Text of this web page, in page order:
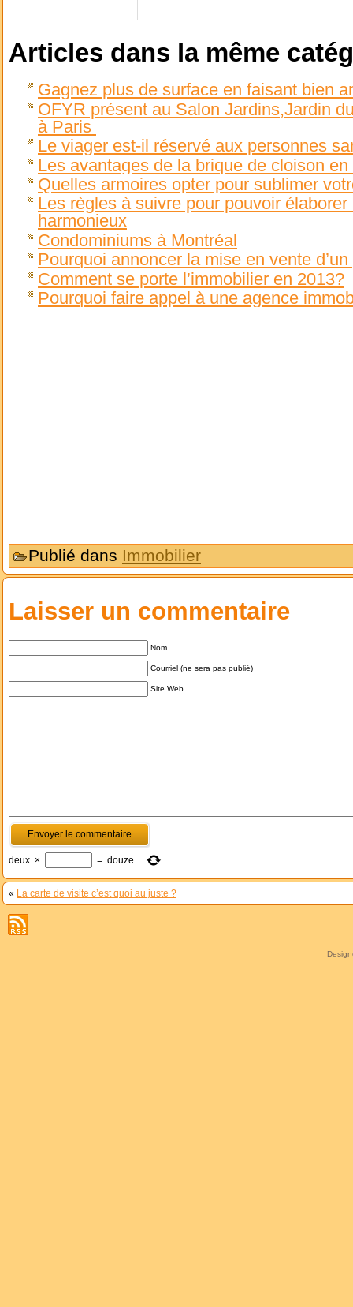
Articles dans la même
Gagnez plus de surface en faisant bien
OFYR présent au Salon Jardins,Jardin
à Paris
Le viager est-il réservé aux personnes
Les avantages de la brique de cloison
Quelles armoires opter pour sublimer
Les règles à suivre pour pouvoir
harmonieux
Condominiums à Montréal
Pourquoi annoncer la mise en vente
Comment se porte l’immobilier en 2013?
Pourquoi faire appel à une agence
Publié dans Immobilier
Laisser un commentaire
Nom
Courriel (ne sera pas publié)
Site Web
deux × = douze
« La carte de visite c’est quoi au juste ?